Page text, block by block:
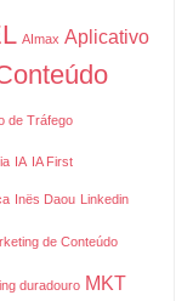
AImax Aplicativo
de Tráfego
IA IA First
Inës Daou Linkedin
de Conteúdo
duradouro MKT